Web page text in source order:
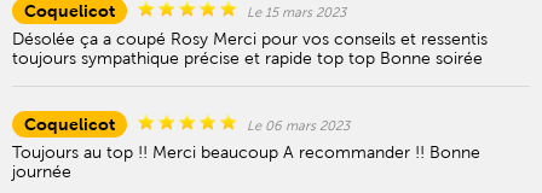
Coquelicot Le 15 mars 2023
Désolée ça a coupé Rosy Merci pour vos conseils et ressentis
toujours sympathique précise et rapide top top Bonne soirée
Coquelicot Le 06 mars 2023
Toujours au top !! Merci beaucoup A recommander !! Bonne
journée